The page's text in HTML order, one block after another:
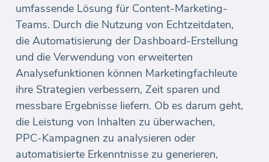
umfassende Lösung für Content-Marketing-
Teams. Durch die Nutzung von Echtzeitdaten,
die Automatisierung der Dashboard-Erstellung
und die Verwendung von erweiterten
Analysefunktionen können Marketingfachleute
ihre Strategien verbessern, Zeit sparen und
messbare Ergebnisse liefern. Ob es darum geht,
die Leistung von Inhalten zu überwachen,
PPC-Kampagnen zu analysieren oder
automatisierte Erkenntnisse zu generieren,